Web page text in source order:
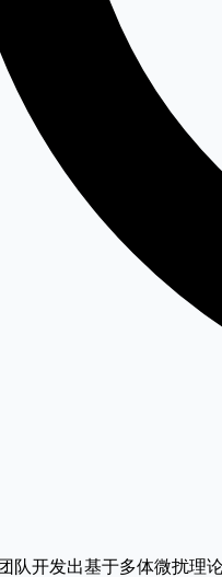
队开发出基于多体微扰理